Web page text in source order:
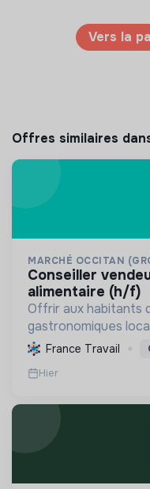
Vers la
Offres similaires
MARCHÉ OCCITAN
conseiller vendeur point de vente
alimentaire (h/f)
Offrir aux habitants
gastronomiques
circuits courts et
en soutenant les
France Travail
Hier